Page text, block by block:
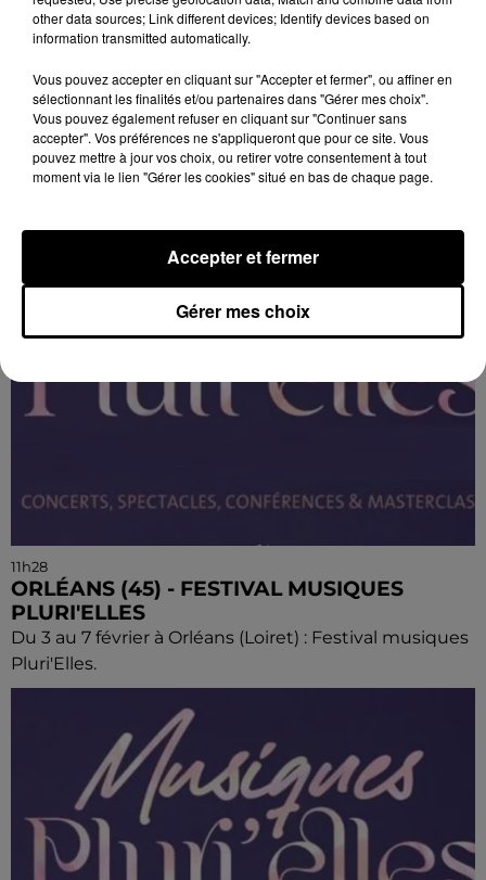
11h28
ORLÉANS (45) - FESTIVAL MUSIQUES
PLURI'ELLES
Du 3 au 7 février à Orléans (Loiret) : Festival musiques
Pluri'Elles.
11h28
ORLÉANS (45) - FESTIVAL MUSIQUES
PLURI'ELLES
Du 3 au 7 février à Orléans (Loiret) : Festival musiques
Pluri'Elles.
other data sources; Link different devices; Identify devices based on
information transmitted automatically.
Vous pouvez accepter en cliquant sur "Accepter et fermer", ou affiner en
sélectionnant les finalités et/ou partenaires dans "Gérer mes choix".
Vous pouvez également refuser en cliquant sur "Continuer sans
accepter". Vos préférences ne s'appliqueront que pour ce site. Vous
pouvez mettre à jour vos choix, ou retirer votre consentement à tout
moment via le lien "Gérer les cookies" situé en bas de chaque page.
Gérer mes choix
Accepter et fermer